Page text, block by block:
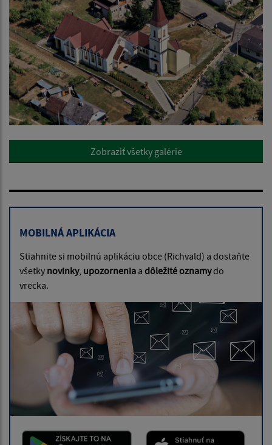
Zobraziť všetky galérie
MOBILNÁ APLIKÁCIA
Stiahnite si mobilnú aplikáciu obce (Richvald) a dostaňte
všetky novinky, upozornenia a dôležité oznamydo
vrecka.